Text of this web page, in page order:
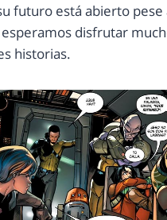
futuro está abierto pese
esperamos disfrutar
historias.